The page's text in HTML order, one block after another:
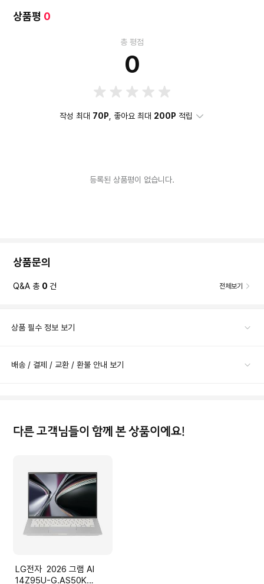
상품평 0
총 평점
0
작성 최대 70P, 좋아요 최대 200P 적립
등록된 상품평이 없습니다.
상품문의
Q&A 총 0 건 전체보기
상품 필수 정보 보기
배송 / 결제 / 교환 / 환불 안내 보기
다른 고객님들이 함께 본 상품이에요!
LG전자 2026 그램 AI
14Z95U-G.AS50K